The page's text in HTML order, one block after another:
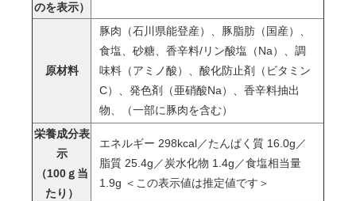
のを表示）
原材料
豚肉（石川県能登産）、豚脂肪（国産）、
食塩、砂糖、香辛料/リン酸塩（Na）、調
味料（アミノ酸）、酸化防止剤（ビタミン
C）、発色剤（亜硝酸Na）、香辛料抽出
物、（一部に豚肉を含む）
栄養成分表
示
（100ｇ当
たり）
エネルギー 298kcal／たんぱく質 16.0g／
脂質 25.4g／炭水化物 1.4g／食塩相当量
1.9g ＜この表示値は推定値です＞